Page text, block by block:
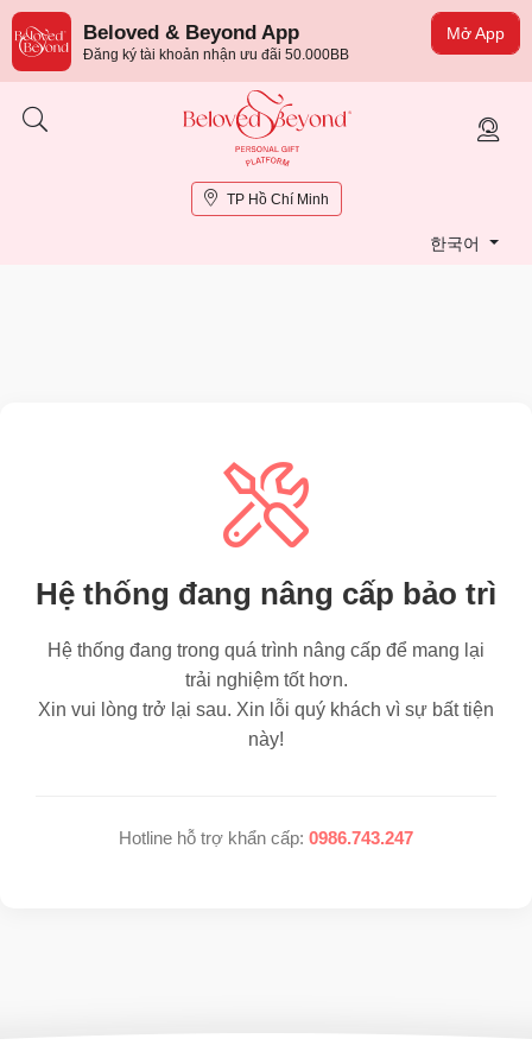
Mở App
Beloved & Beyond App
Đăng ký tài khoản nhận ưu đãi 50.000BB
TP Hồ Chí Minh
한국어
Hệ thống đang nâng cấp bảo trì
Hệ thống đang trong quá trình nâng cấp để mang lại
trải nghiệm tốt hơn.
Xin vui lòng trở lại sau. Xin lỗi quý khách vì sự bất tiện
này!
Hotline hỗ trợ khẩn cấp: 0986.743.247